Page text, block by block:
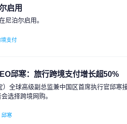
启用
尼泊尔启用。
境支付
邱寒：旅行跨境支付增长超50%
）全球高级副总监兼中国区首席执行官邱
选择跨境网购。
邱寒